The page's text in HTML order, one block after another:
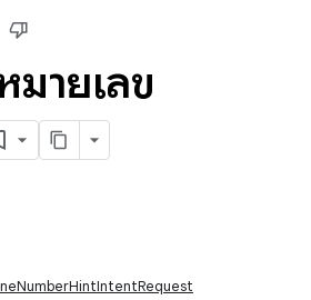
มายเลข